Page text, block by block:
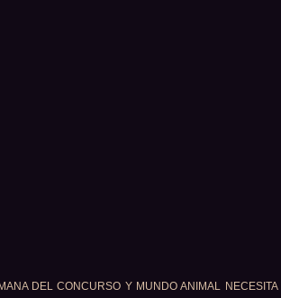
DEL CONCURSO Y MUNDO ANIMAL NECESITA